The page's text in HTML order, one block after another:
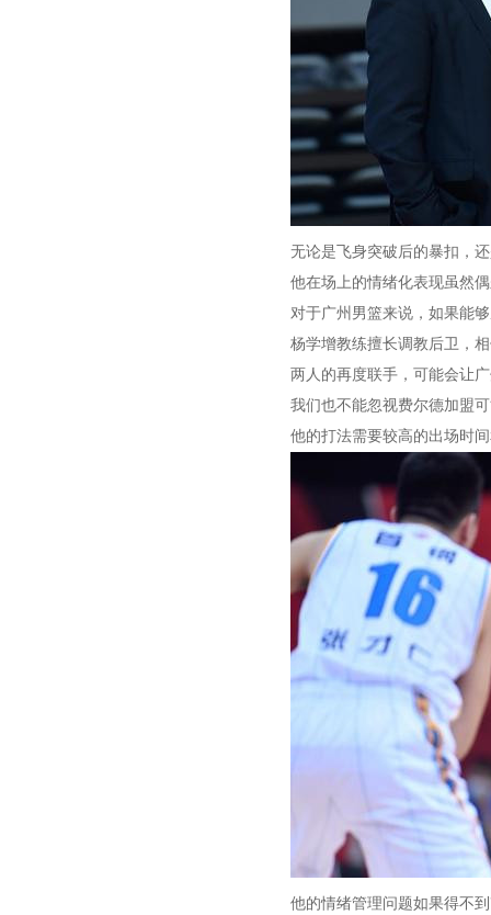
无论是飞身突破后的暴扣，
他在场上的情绪化表现虽然
对于广州男篮来说，如果能
杨学增教练擅长调教后卫，
两人的再度联手，可能会让
我们也不能忽视费尔德加盟
他的打法需要较高的出场时
他的情绪管理问题如果得不